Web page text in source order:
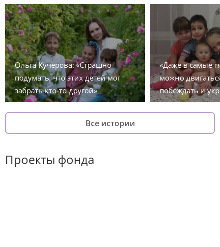
Ольга Кучерова: «Страшно
подумать, что этих детей мог
забрать кто-то другой»
«Даже в самые
можно
побеждать и
Все истории
Проекты фонда